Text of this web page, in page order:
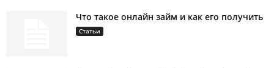
Что такое онлайн займ и как его получить
Статьи